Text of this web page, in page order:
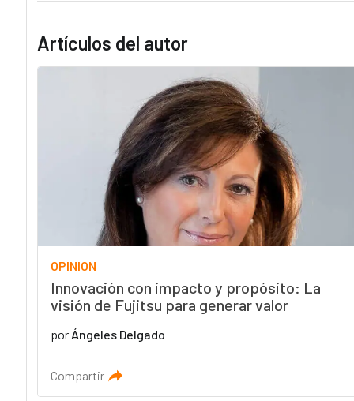
Artículos del autor
OPINION
Innovación con impacto y propósito: La
visión de Fujitsu para generar valor
por Ángeles Delgado
Compartir